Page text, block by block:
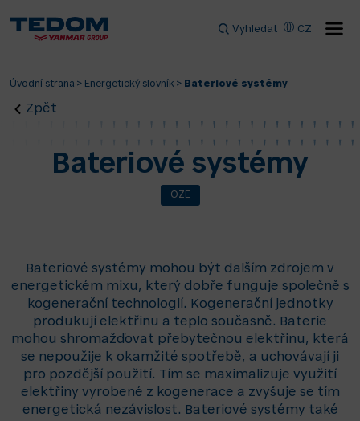
Vyhledat CZ
Úvodní strana > Energetický slovník > Bateriové systémy
Zpět
Bateriové systémy
OZE
Bateriové systémy mohou být dalším zdrojem v
energetickém mixu, který dobře funguje společně s
kogenerační technologií. Kogenerační jednotky
produkují elektřinu a teplo současně. Baterie
mohou shromažďovat přebytečnou elektřinu, která
se nepoužije k okamžité spotřebě, a uchovávají ji
pro pozdější použití. Tím se maximalizuje využití
elektřiny vyrobené z kogenerace a zvyšuje se tím
energetická nezávislost. Bateriové systémy také